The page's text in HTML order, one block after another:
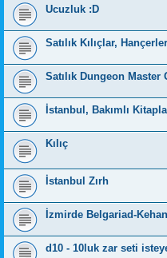
Ucuzluk :D
Satılık Kılıçlar,
Satılık Dungeon
İstanbul, Bakımlı
Kılıç
İstanbul Zırh
İzmirde Belgariad-
d10 - 10luk zar seti